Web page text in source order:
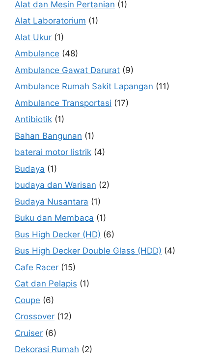
Alat dan Mesin Pertanian (1)
Alat Laboratorium (1)
Alat Ukur (1)
Ambulance (48)
Ambulance Gawat Darurat (9)
Ambulance Rumah Sakit Lapangan (11)
Ambulance Transportasi (17)
Antibiotik (1)
Bahan Bangunan (1)
baterai motor listrik (4)
Budaya (1)
budaya dan Warisan (2)
Budaya Nusantara (1)
Buku dan Membaca (1)
Bus High Decker (HD) (6)
Bus High Decker Double Glass (HDD) (4)
Cafe Racer (15)
Cat dan Pelapis (1)
Coupe (6)
Crossover (12)
Cruiser (6)
Dekorasi Rumah (2)